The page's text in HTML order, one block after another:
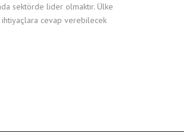
sektörde lider olmaktır. Ülke
ihtiyaçlara cevap verebilecek